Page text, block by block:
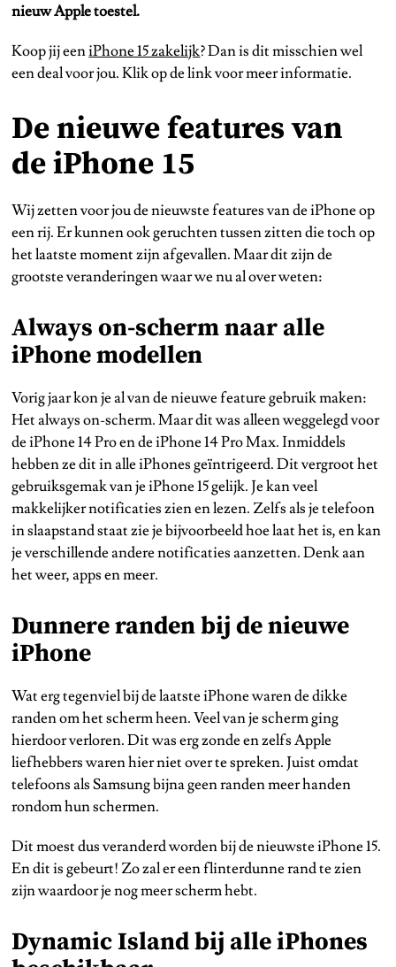
nieuw Apple toestel.
Koop jij eeniPhone 15 zakelijk? Dan is dit misschien wel
een deal voor jou. Klik op de link voor meer informatie.
De nieuwe features van
de iPhone 15
Wij zetten voor jou de nieuwste features van de iPhone op
een rij. Er kunnen ook geruchten tussen zitten die toch op
het laatste moment zijn afgevallen. Maar dit zijn de
grootste veranderingen waar we nu al over weten:
Always on-scherm naar alle
iPhone modellen
Vorig jaar kon je al van de nieuwe feature gebruik maken:
Het always on-scherm. Maar dit was alleen weggelegd voor
de iPhone 14 Pro en de iPhone 14 Pro Max. Inmiddels
hebben ze dit in alle iPhones geïntrigeerd. Dit vergroot het
gebruiksgemak van je iPhone 15 gelijk. Je kan veel
makkelijker notificaties zien en lezen. Zelfs als je telefoon
in slaapstand staat zie je bijvoorbeeld hoe laat het is, en kan
je verschillende andere notificaties aanzetten. Denk aan
het weer, apps en meer.
Dunnere randen bij de nieuwe
iPhone
Wat erg tegenviel bij de laatste iPhone waren de dikke
randen om het scherm heen. Veel van je scherm ging
hierdoor verloren. Dit was erg zonde en zelfs Apple
liefhebbers waren hier niet over te spreken. Juist omdat
telefoons als Samsung bijna geen randen meer handen
rondom hun schermen.
Dit moest dus veranderd worden bij de nieuwste iPhone 15.
En dit is gebeurt! Zo zal er een flinterdunne rand te zien
zijn waardoor je nog meer scherm hebt.
Dynamic Island bij alle iPhones